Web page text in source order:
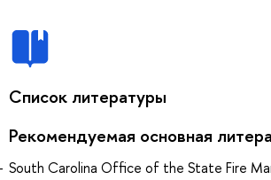
Список литературы
Рекомендуемая основная
South Carolina Office of the State Fire